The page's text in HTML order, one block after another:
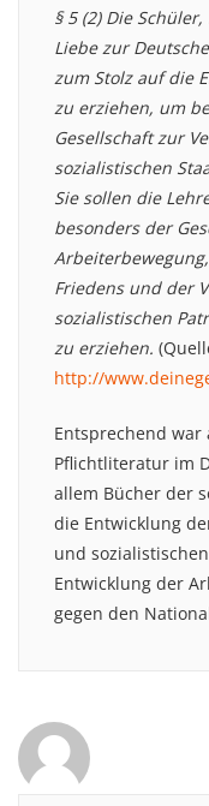
§ 5 (2) Die
Liebe zur
zum Stolz auf die
zu erziehen, um
Gesellschaft zur
sozialistischen
Sie sollen die
besonders der
Friedens und der
sozialistischen
zu erziehen.
http://
Entsprechend
Pflichtliteratur im
allem Bücher der
die Entwicklung
und
Entwicklung der
gegen den